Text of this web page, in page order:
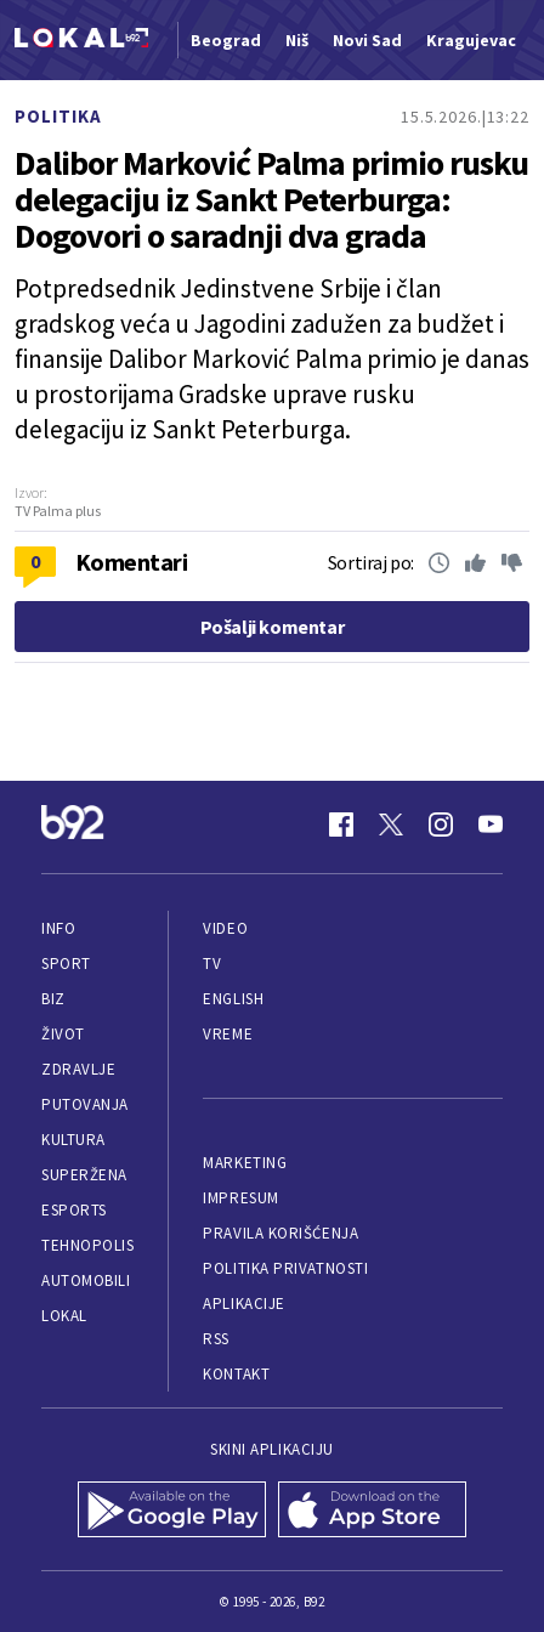
Beograd Niš Novi Sad Kragujevac
POLITIKA 15.5.2026. 13:22
Dalibor Marković Palma primio rusku
delegaciju iz Sankt Peterburga:
Dogovori o saradnji dva grada
Potpredsednik Jedinstvene Srbije i član
gradskog veća u Jagodini zadužen za budžet i
finansije Dalibor Marković Palma primio je danas
u prostorijama Gradske uprave rusku
delegaciju iz Sankt Peterburga.
Izvor:
TV Palma plus
0 Komentari Sortiraj po:
Pošalji komentar
INFO
SPORT
BIZ
ŽIVOT
ZDRAVLJE
PUTOVANJA
KULTURA
SUPERŽENA
ESPORTS
TEHNOPOLIS
AUTOMOBILI
LOKAL
VIDEO
TV
ENGLISH
VREME
MARKETING
IMPRESUM
PRAVILA KORIŠĆENJA
POLITIKA PRIVATNOSTI
APLIKACIJE
RSS
KONTAKT
SKINI APLIKACIJU
© 1995 - 2026, B92